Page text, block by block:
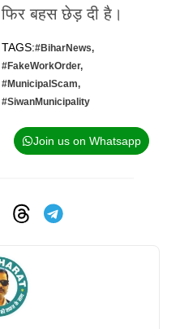
फिर बहस छेड़ दी है।
TAGS:#BiharNews,
#FakeWorkOrder,
#MunicipalScam,
#SiwanMunicipality
Join us on Whatsapp